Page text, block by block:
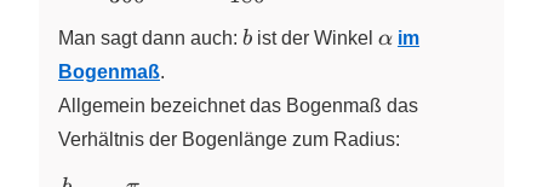
\cdot 1}
{360^\circ}
\cdot \alpha
=
\dfrac{\pi}
Man sagt dann auch: b
b ist der Winkel \alpha
α im
Bogenmaß.
Allgemein bezeichnet das Bogenmaß das
Verhältnis der Bogenlänge zum Radius: